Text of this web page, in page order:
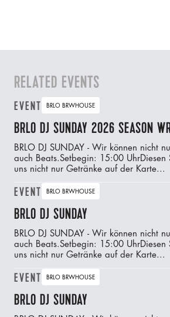
RELATED EVENTS
EVENT BRLO BRWHOUSE
BRLO DJ SUNDAY 2026 SEASON
BRLO DJ SUNDAY - Wir können nicht
auch Beats.‍Setbegin: 15:00 UhrDiesen
uns nicht nur Getränke auf der Karte...
EVENT BRLO BRWHOUSE
BRLO DJ SUNDAY
BRLO DJ SUNDAY - Wir können nicht
auch Beats.‍Setbegin: 15:00 UhrDiesen
uns nicht nur Getränke auf der Karte...
EVENT BRLO BRWHOUSE
BRLO DJ SUNDAY